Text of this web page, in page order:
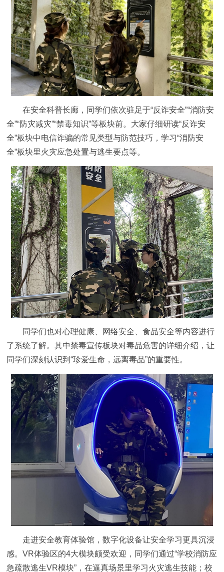
在安全科普长廊，同学们依次驻足于“反诈安全”“消防安
全”“防灾减灾”“禁毒知识”等板块前。大家仔细研读“反诈安
全”板块中电信诈骗的常见类型与防范技巧，学习“消防安
全”板块里火灾应急处置与逃生要点等。
同学们也对心理健康、网络安全、食品安全等内容进行
了系统了解。其中禁毒宣传板块对毒品危害的详细介绍，让
同学们深刻认识到“珍爱生命，远离毒品”的重要性。
走进安全教育体验馆，数字化设备让安全学习更具沉浸
感。VR体验区的4大模块颇受欢迎，同学们通过“学校消防应
急疏散逃生VR模块”，在逼真场景里学习火灾逃生技能；校